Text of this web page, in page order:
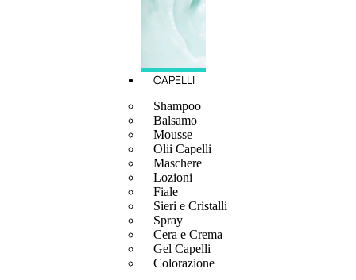
CAPELLI
Shampoo
Balsamo
Mousse
Olii Capelli
Maschere
Lozioni
Fiale
Sieri e Cristalli
Spray
Cera e Crema
Gel Capelli
Colorazione